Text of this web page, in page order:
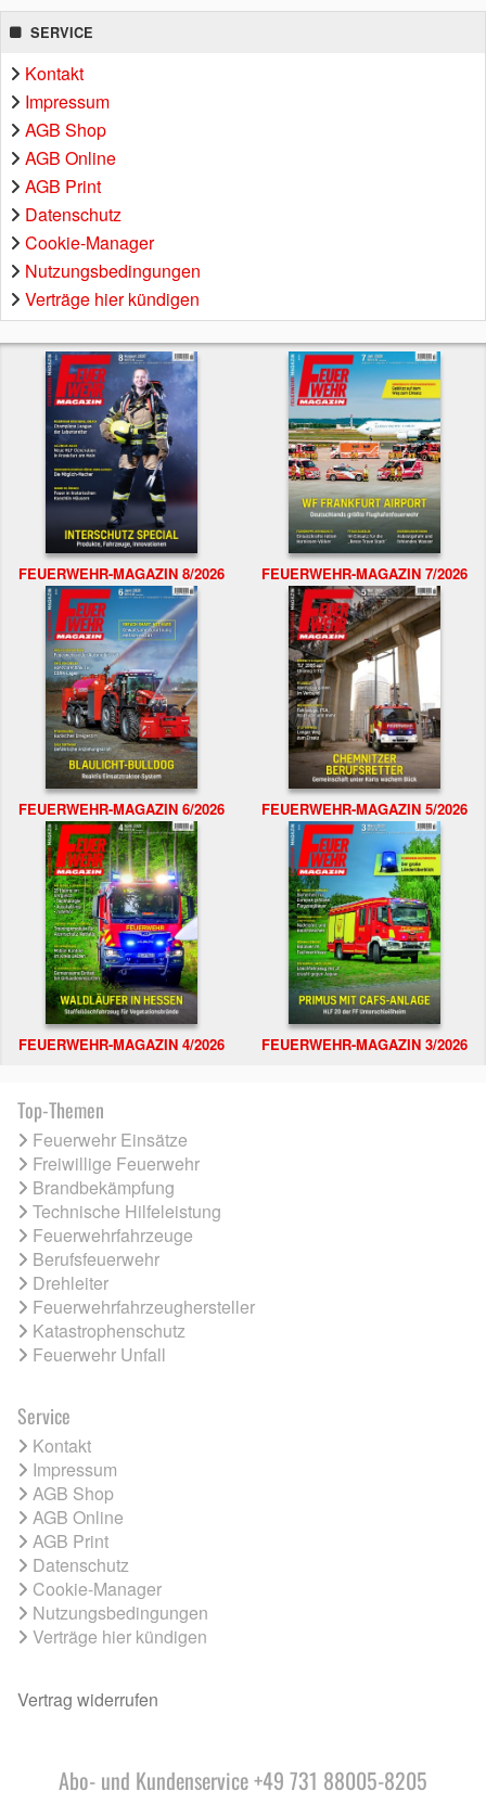
SERVICE
Kontakt
Impressum
AGB Shop
AGB Online
AGB Print
Datenschutz
Cookie-Manager
Nutzungsbedingungen
Verträge hier kündigen
FEUERWEHR-MAGAZIN 8/2026 FEUERWEHR-MAGAZIN 7/2026
FEUERWEHR-MAGAZIN 6/2026 FEUERWEHR-MAGAZIN 5/2026
FEUERWEHR-MAGAZIN 4/2026 FEUERWEHR-MAGAZIN 3/2026
Top-Themen
Feuerwehr Einsätze
Freiwillige Feuerwehr
Brandbekämpfung
Technische Hilfeleistung
Feuerwehrfahrzeuge
Berufsfeuerwehr
Drehleiter
Feuerwehrfahrzeughersteller
Katastrophenschutz
Feuerwehr Unfall
Service
Kontakt
Impressum
AGB Shop
AGB Online
AGB Print
Datenschutz
Cookie-Manager
Nutzungsbedingungen
Verträge hier kündigen
Vertrag widerrufen
Abo- und Kundenservice +49 731 88005-8205